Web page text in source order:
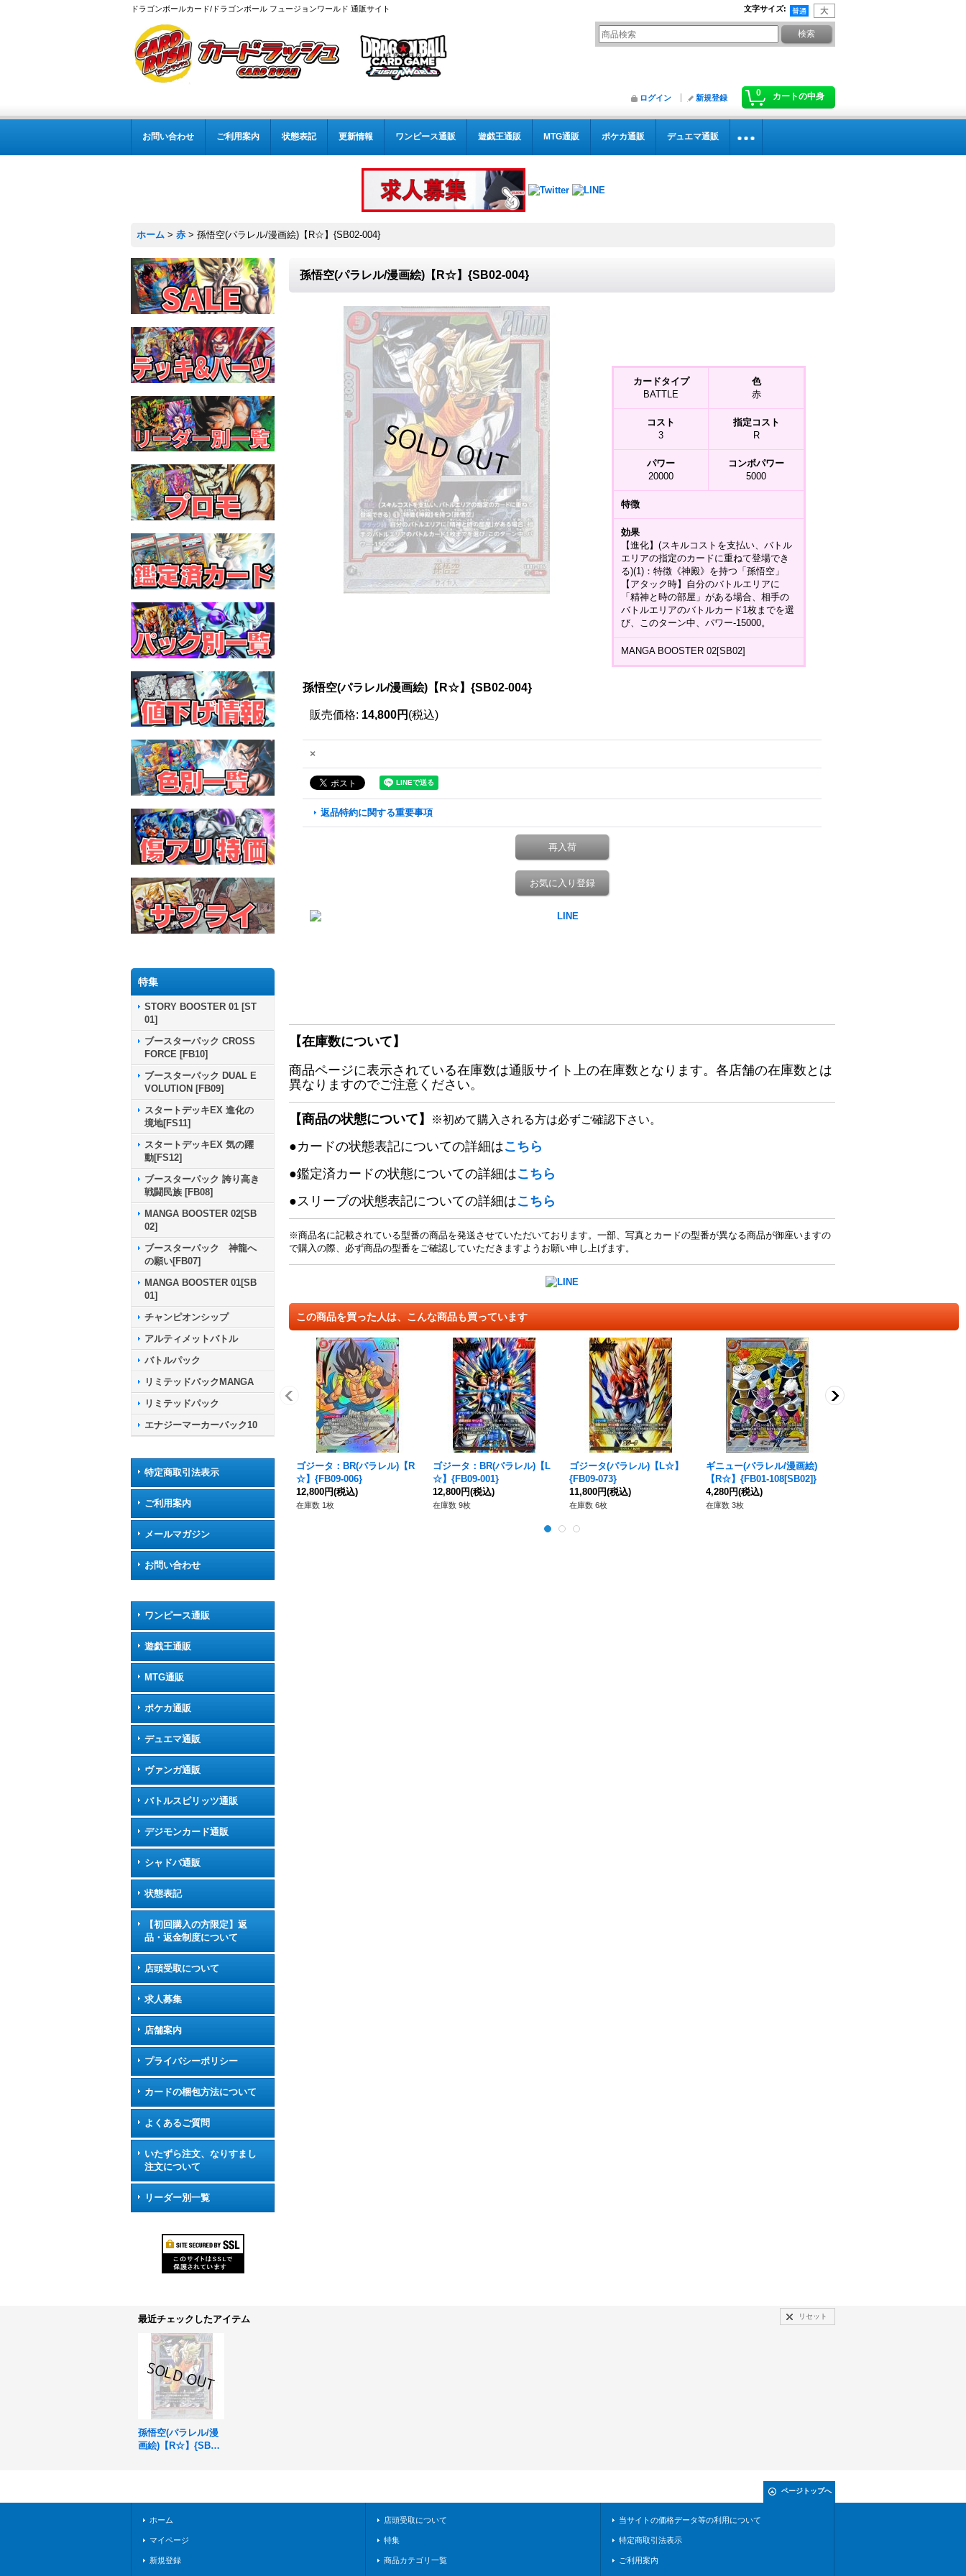
ドラゴンボールカード/ドラゴンボール フュージョンワールド 通販サイト 文字サイズ:
0 カートの中身
ログイン 新規登録
お問い合わせ ご利用案内 状態表記 更新情報 ワンピース通販 遊戯王通販 MTG通販 ポケカ通販 デュエマ通販
ホーム > 赤 > 孫悟空(パラレル/漫画絵)【R☆】{SB02-004}
特集
STORY BOOSTER 01 [ST
01]
ブースターパック CROSS
FORCE [FB10]
ブースターパック DUAL E
VOLUTION [FB09]
スタートデッキEX 進化の
境地[FS11]
スタートデッキEX 気の躍
動[FS12]
ブースターパック 誇り高き
戦闘民族 [FB08]
MANGA BOOSTER 02[SB
02]
ブースターパック 神龍へ
の願い[FB07]
MANGA BOOSTER 01[SB
01]
チャンピオンシップ
アルティメットバトル
バトルパック
リミテッドパックMANGA
リミテッドパック
エナジーマーカーパック10
特定商取引法表示
ご利用案内
メールマガジン
お問い合わせ
ワンピース通販
遊戯王通販
MTG通販
ポケカ通販
デュエマ通販
ヴァンガ通販
バトルスピリッツ通販
デジモンカード通販
シャドバ通販
状態表記
【初回購入の方限定】返
品・返金制度について
店頭受取について
求人募集
店舗案内
プライバシーポリシー
カードの梱包方法について
よくあるご質問
いたずら注文、なりすまし
注文について
リーダー別一覧
孫悟空(パラレル/漫画絵)【R☆】{SB02-004}
カードタイプ
BATTLE
色
赤
コスト
3
指定コスト
R
パワー
20000
コンボパワー
5000
特徴
効果
【進化】(スキルコストを支払い、バトル
エリアの指定のカードに重ねて登場でき
る)(1)：特徴《神殿》を持つ「孫悟空」
【アタック時】自分のバトルエリアに
「精神と時の部屋」がある場合、相手の
バトルエリアのバトルカード1枚までを選
び、このターン中、パワー-15000。
MANGA BOOSTER 02[SB02]
孫悟空(パラレル/漫画絵)【R☆】{SB02-004}
販売価格: 14,800円 (税込)
×
返品特約に関する重要事項
再入荷
お気に入り登録
【在庫数について】
商品ページに表示されている在庫数は通販サイト上の在庫数となります。各店舗の在庫数とは
異なりますのでご注意ください。
【商品の状態について】 ※初めて購入される方は必ずご確認下さい。
●カードの状態表記についての詳細はこちら
●鑑定済カードの状態についての詳細はこちら
●スリーブの状態表記についての詳細はこちら
※商品名に記載されている型番の商品を発送させていただいております。一部、写真とカードの型番が異なる商品が御座いますの
で購入の際、必ず商品の型番をご確認していただきますようお願い申し上げます。
この商品を買った人は、こんな商品も買っています
ゴジータ：BR(パラレル)【R
☆】{FB09-006}
12,800円(税込)
在庫数 1枚
ゴジータ：BR(パラレル)【L
☆】{FB09-001}
12,800円(税込)
在庫数 9枚
ゴジータ(パラレル)【L☆】
{FB09-073}
11,800円(税込)
在庫数 6枚
ギニュー(パラレル/漫画絵)
【R☆】{FB01-108[SB02]}
4,280円(税込)
在庫数 3枚
最近チェックしたアイテム リセット
孫悟空(パラレル/漫
画絵)【R☆】{SB02-
ページトップへ
ホーム
マイページ
新規登録
店頭受取について
特集
商品カテゴリ一覧
当サイトの価格データ等の利用について
特定商取引法表示
ご利用案内